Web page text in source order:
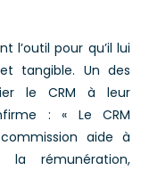
l’outil pour qu’il lui
tangible. Un des
le CRM à leur
: « Le CRM
aide à
rémunération,